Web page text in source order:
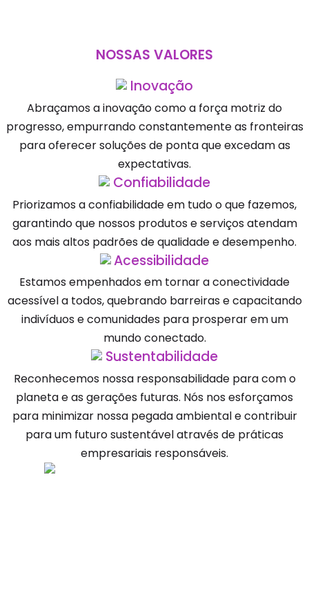
NOSSAS VALORES
Inovação
Abraçamos a inovação como a força motriz do
progresso, empurrando constantemente as fronteiras
para oferecer soluções de ponta que excedam as
expectativas.
Confiabilidade
Priorizamos a confiabilidade em tudo o que fazemos,
garantindo que nossos produtos e serviços atendam
aos mais altos padrões de qualidade e desempenho.
Acessibilidade
Estamos empenhados em tornar a conectividade
acessível a todos, quebrando barreiras e capacitando
indivíduos e comunidades para prosperar em um
mundo conectado.
Sustentabilidade
Reconhecemos nossa responsabilidade para com o
planeta e as gerações futuras. Nós nos esforçamos
para minimizar nossa pegada ambiental e contribuir
para um futuro sustentável através de práticas
empresariais responsáveis.